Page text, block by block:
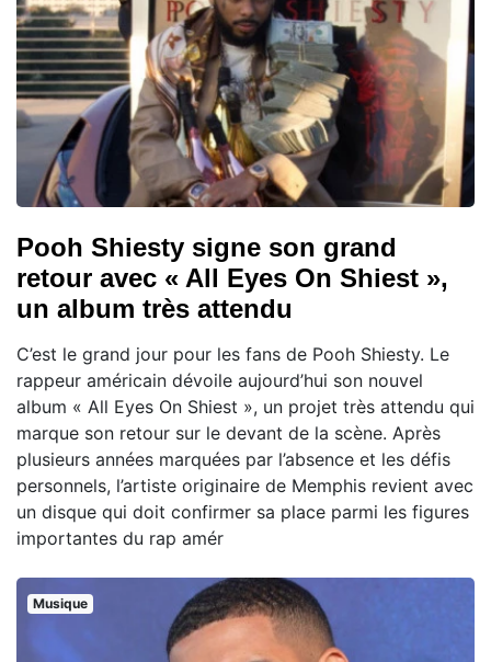
Pooh Shiesty signe son grand
retour avec « All Eyes On Shiest »,
un album très attendu
C’est le grand jour pour les fans de Pooh Shiesty. Le
rappeur américain dévoile aujourd’hui son nouvel
album « All Eyes On Shiest », un projet très attendu qui
marque son retour sur le devant de la scène. Après
plusieurs années marquées par l’absence et les défis
personnels, l’artiste originaire de Memphis revient avec
un disque qui doit confirmer sa place parmi les figures
importantes du rap amér
Musique